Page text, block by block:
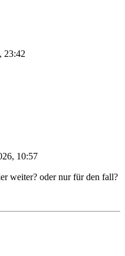
23:42
10:57
weiter? oder nur für den fall?